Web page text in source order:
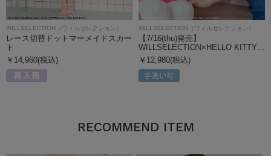
WILLSELECTION（ウィルセレクション）
レース切替ドットマーメイドスカー
ト
￥14,960(税込)
WILLSELECTION（ウィルセレクション）
【7/16(thu)発売】
WILLSELECTION×HELLO KITTY…
￥12,980(税込)
RECOMMEND ITEM